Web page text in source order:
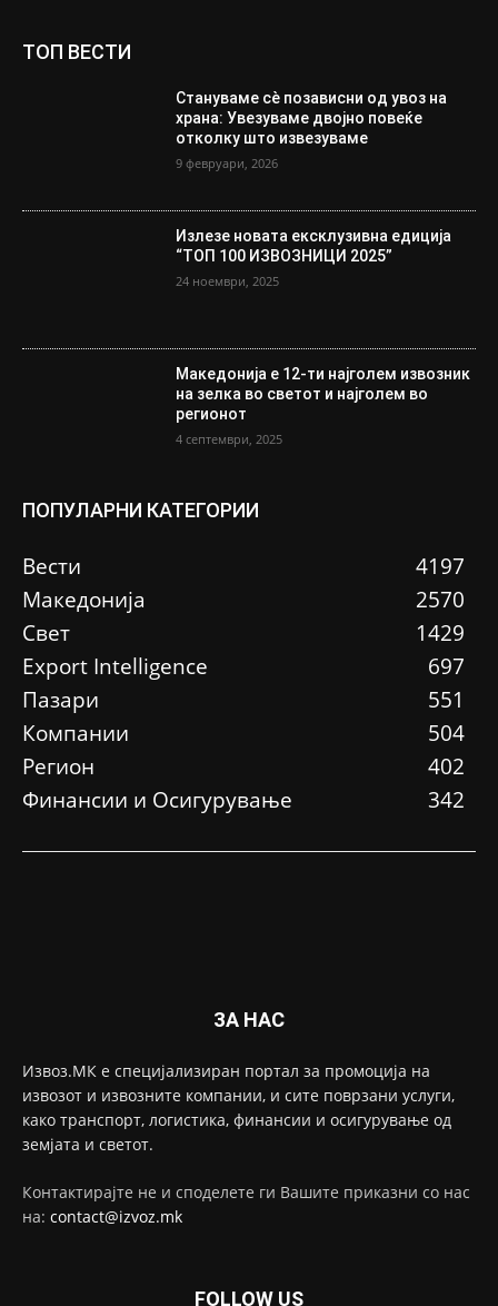
ТОП ВЕСТИ
Стануваме сè позависни од увоз на
храна: Увезуваме двојно повеќе
отколку што извезуваме
9 февруари, 2026
Излезе новата ексклузивна едиција
“ТОП 100 ИЗВОЗНИЦИ 2025”
24 ноември, 2025
Македонија е 12-ти најголем извозник
на зелка во светот и најголем во
регионот
4 септември, 2025
ПОПУЛАРНИ КАТЕГОРИИ
Вести
4197
Македонија
2570
Свет
1429
Еxport Intelligence
697
Пазари
551
Компании
504
Регион
402
Финансии и Осигурување
342
ЗА НАС
Извоз.МК е специјализиран портал за промоција на
извозот и извозните компании, и сите поврзани услуги,
како транспорт, логистика, финансии и осигурување од
земјата и светот.
Контактирајте не и споделете ги Вашите приказни со нас
на: contact@izvoz.mk
FOLLOW US